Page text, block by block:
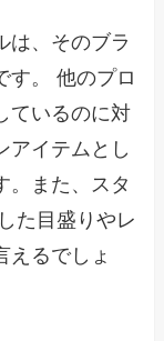
は、そのブラ
す。 他のプロ
ているのに対
アイテムとし
。また、スタ
た目盛りやレ
えるでしょ